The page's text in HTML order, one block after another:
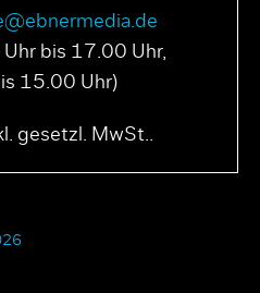
bis 17.00 Uhr,
15.00 Uhr)
gesetzl. MwSt..